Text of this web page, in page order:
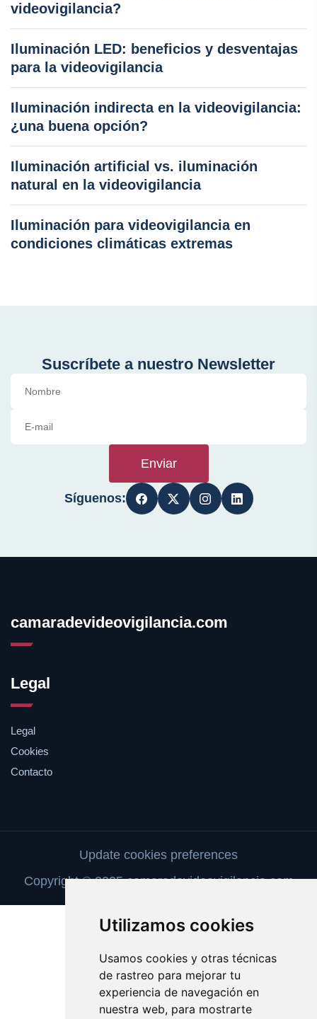
Utilizamos cookies
Usamos cookies y otras técnicas
de rastreo para mejorar tu
experiencia de navegación en
nuestra web, para mostrarte
videovigilancia?
Iluminación LED: beneficios y desventajas
para la videovigilancia
Iluminación indirecta en la videovigilancia:
¿una buena opción?
Iluminación artificial vs. iluminación
natural en la videovigilancia
Iluminación para videovigilancia en
condiciones climáticas extremas
Suscríbete a nuestro Newsletter
Enviar
Síguenos:
camaradevideovigilancia.com
Legal
Legal
Cookies
Contacto
Update cookies preferences
Copyright © 2025 camaradevideovigilancia.com